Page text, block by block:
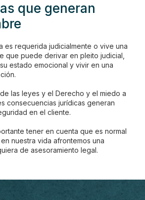
que generan
es requerida judicialmente o vive una
que puede derivar en pleito judicial,
estado emocional y vivir en una
las leyes y el Derecho y el miedo a
consecuencias jurídicas generan
en el cliente.
tener en cuenta que es normal
nuestra vida afrontemos una
de asesoramiento legal.